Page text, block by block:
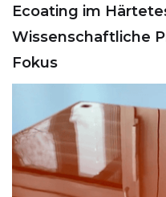
Ecoating im
Wissenschaftliche
Fokus